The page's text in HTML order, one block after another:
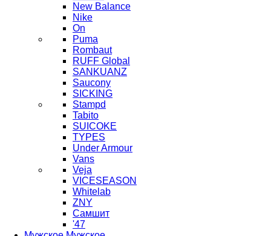
New Balance
Nike
On
Puma
Rombaut
RUFF Global
SANKUANZ
Saucony
SICKING
Stampd
Tabito
SUICOKE
TYPES
Under Armour
Vans
Veja
VICESEASON
Whitelab
ZNY
Самшит
'47